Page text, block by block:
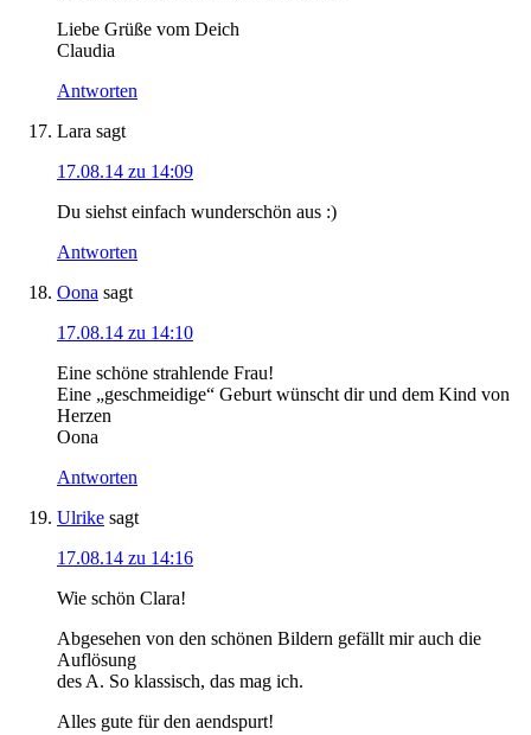
Liebe Grüße vom Deich
Claudia
Antworten
Lara sagt
17.08.14 zu 14:09
Du siehst einfach wunderschön aus :)
Antworten
Oona sagt
17.08.14 zu 14:10
Eine schöne strahlende Frau!
Eine „geschmeidige“ Geburt wünscht dir und dem Kind von
Herzen
Oona
Antworten
Ulrike sagt
17.08.14 zu 14:16
Wie schön Clara!
Abgesehen von den schönen Bildern gefällt mir auch die
Auflösung
des A. So klassisch, das mag ich.
Alles gute für den aendspurt!